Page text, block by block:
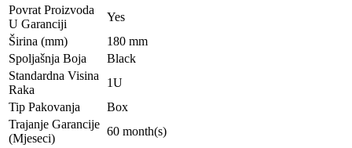
Povrat Proizvoda
U Garanciji
Yes
Širina (mm)
180 mm
Spoljašnja Boja
Black
Standardna Visina
Raka
1U
Tip Pakovanja
Box
Trajanje Garancije
(Mjeseci)
60 month(s)